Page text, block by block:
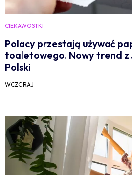
CIEKAWOSTKI
Polacy przestają używać
toaletowego. Nowy trend z
Polski
WCZORAJ